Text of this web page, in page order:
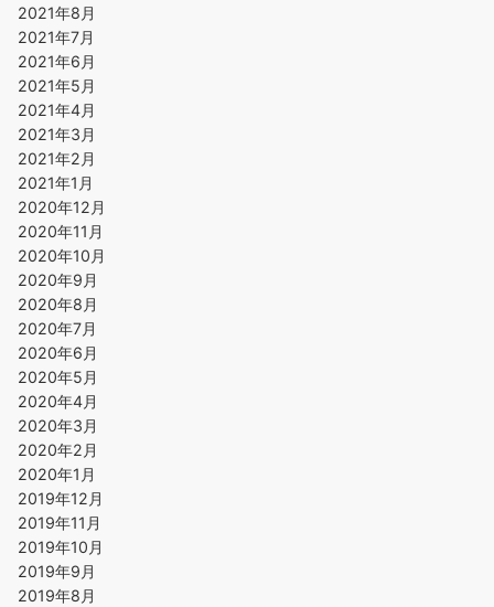
2021年8月
2021年7月
2021年6月
2021年5月
2021年4月
2021年3月
2021年2月
2021年1月
2020年12月
2020年11月
2020年10月
2020年9月
2020年8月
2020年7月
2020年6月
2020年5月
2020年4月
2020年3月
2020年2月
2020年1月
2019年12月
2019年11月
2019年10月
2019年9月
2019年8月